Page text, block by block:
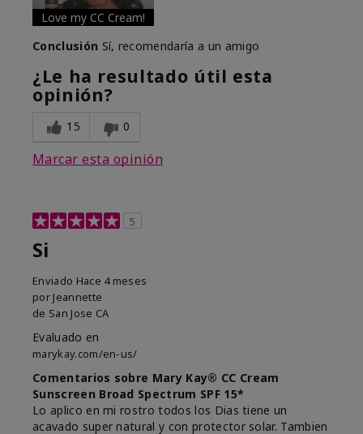
Love my CC Cream!
Conclusión Sí, recomendaría a un amigo
¿Le ha resultado útil esta
opinión?
15 0
Marcar esta opinión
5
Si
Enviado Hace 4 meses
por Jeannette
de San Jose CA
Evaluado en
marykay.com/en-us/
Comentarios sobre Mary Kay® CC Cream
Sunscreen Broad Spectrum SPF 15*
Lo aplico en mi rostro todos los Dias tiene un
acavado super natural y con protector solar. Tambien